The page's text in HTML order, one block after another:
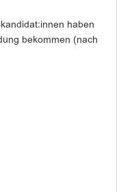
haben
bekommen (nach